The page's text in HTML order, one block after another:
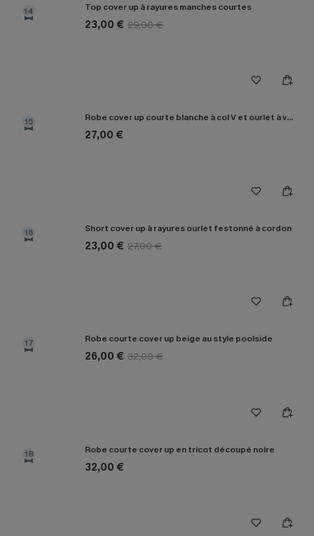
14 Top cover up à rayures manches courtes
23,00 € 29,00 €
15 Robe cover up courte blanche à col V et ourlet à volants
27,00 €
16 Short cover up à rayures ourlet festonné à cordon
23,00 € 27,00 €
17 Robe courte cover up beige au style poolside
26,00 € 32,00 €
18 Robe courte cover up en tricot découpé noire
32,00 €